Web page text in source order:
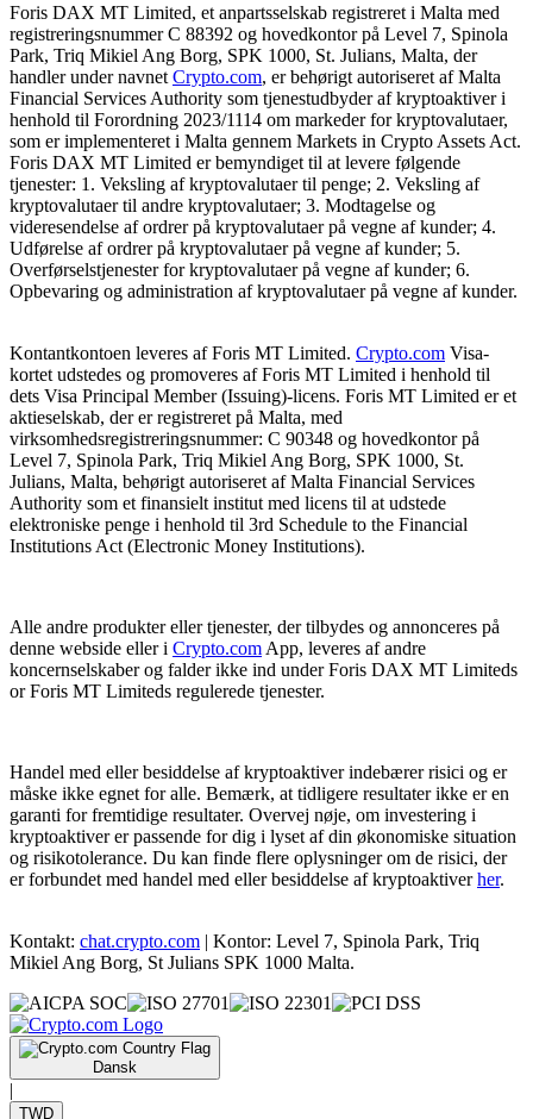
Foris DAX MT Limited, et anpartsselskab registreret i Malta med
registreringsnummer C 88392 og hovedkontor på Level 7, Spinola
Park, Triq Mikiel Ang Borg, SPK 1000, St. Julians, Malta, der
handler under navnet Crypto.com, er behørigt autoriseret af Malta
Financial Services Authority som tjenestudbyder af kryptoaktiver i
henhold til Forordning 2023/1114 om markeder for kryptovalutaer,
som er implementeret i Malta gennem Markets in Crypto Assets Act.
Foris DAX MT Limited er bemyndiget til at levere følgende
tjenester: 1. Veksling af kryptovalutaer til penge; 2. Veksling af
kryptovalutaer til andre kryptovalutaer; 3. Modtagelse og
videresendelse af ordrer på kryptovalutaer på vegne af kunder; 4.
Udførelse af ordrer på kryptovalutaer på vegne af kunder; 5.
Overførselstjenester for kryptovalutaer på vegne af kunder; 6.
Opbevaring og administration af kryptovalutaer på vegne af kunder.
Kontantkontoen leveres af Foris MT Limited. Crypto.com Visa-
kortet udstedes og promoveres af Foris MT Limited i henhold til
dets Visa Principal Member (Issuing)-licens. Foris MT Limited er et
aktieselskab, der er registreret på Malta, med
virksomhedsregistreringsnummer: C 90348 og hovedkontor på
Level 7, Spinola Park, Triq Mikiel Ang Borg, SPK 1000, St.
Julians, Malta, behørigt autoriseret af Malta Financial Services
Authority som et finansielt institut med licens til at udstede
elektroniske penge i henhold til 3rd Schedule to the Financial
Institutions Act (Electronic Money Institutions).
Alle andre produkter eller tjenester, der tilbydes og annonceres på
denne webside eller i Crypto.com App, leveres af andre
koncernselskaber og falder ikke ind under Foris DAX MT Limiteds
or Foris MT Limiteds regulerede tjenester.
Handel med eller besiddelse af kryptoaktiver indebærer risici og er
måske ikke egnet for alle. Bemærk, at tidligere resultater ikke er en
garanti for fremtidige resultater. Overvej nøje, om investering i
kryptoaktiver er passende for dig i lyset af din økonomiske situation
og risikotolerance. Du kan finde flere oplysninger om de risici, der
er forbundet med handel med eller besiddelse af kryptoaktiverher.
Kontakt: chat.crypto.com | Kontor: Level 7, Spinola Park, Triq
Mikiel Ang Borg, St Julians SPK 1000 Malta.
Dansk
|
TWD